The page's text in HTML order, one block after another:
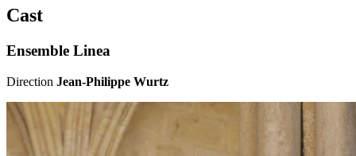
Cast
Ensemble Linea
Direction Jean-Philippe Wurtz